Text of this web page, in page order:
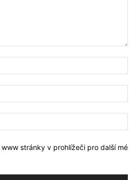
www stránky v prohlížeči pro další mé